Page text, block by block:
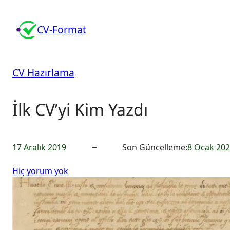
geç
CV-Format
CV Hazırlama
İlk CV’yi Kim Yazdı
17 Aralık 2019 Son Güncelleme:8 Ocak
İHiç yorum yok